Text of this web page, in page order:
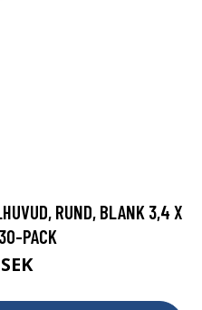
RUND, BLANK 3,4 X
PACK